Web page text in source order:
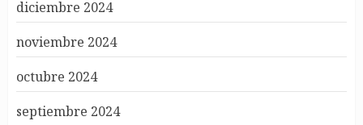
diciembre 2024
noviembre 2024
octubre 2024
septiembre 2024